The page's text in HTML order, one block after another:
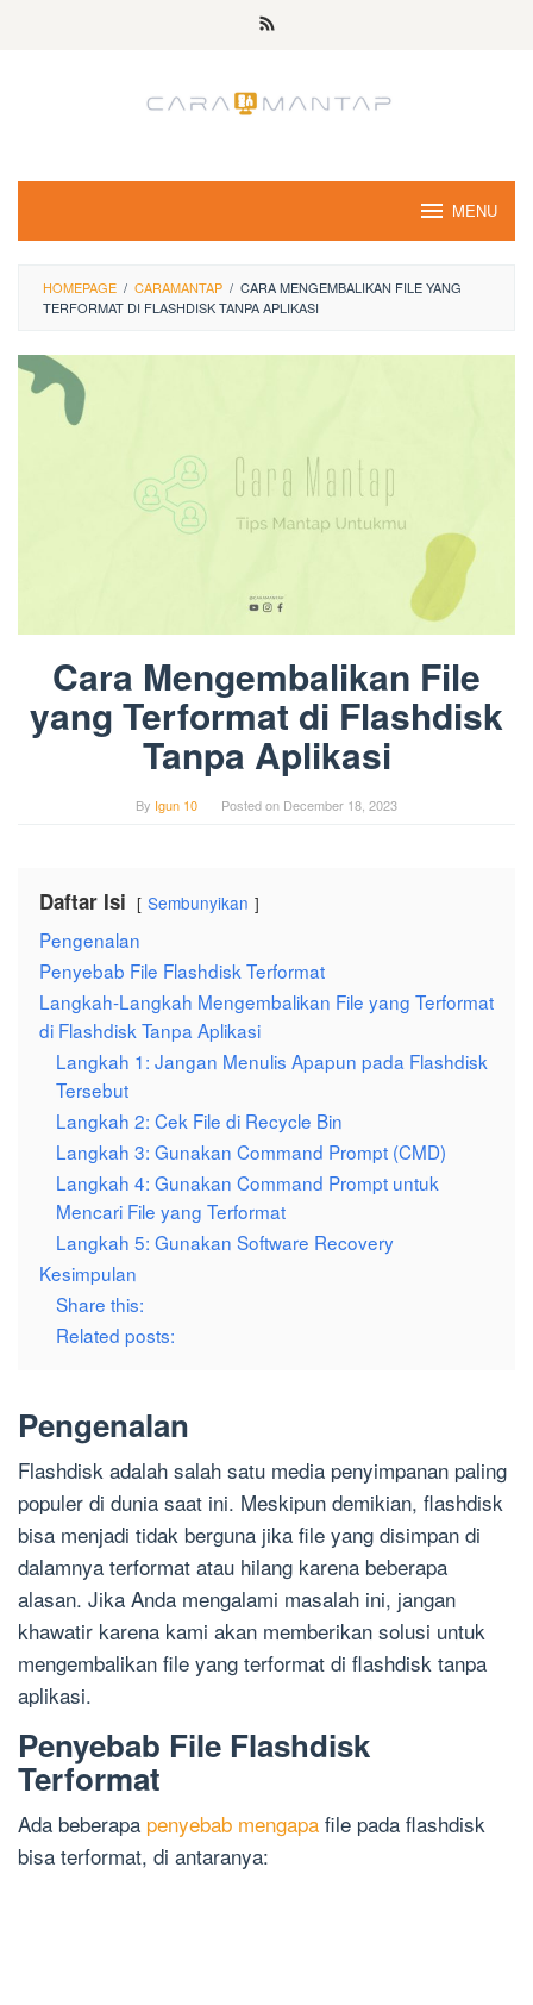
MENU
HOMEPAGE / CARAMANTAP / CARA MENGEMBALIKAN FILE YANG
TERFORMAT DI FLASHDISK TANPA APLIKASI
Cara Mengembalikan File
yang Terformat di Flashdisk
Tanpa Aplikasi
By Igun 10 Posted on December 18, 2023
Daftar Isi Sembunyikan
Pengenalan
Penyebab File Flashdisk Terformat
Langkah-Langkah Mengembalikan File yang Terformat
di Flashdisk Tanpa Aplikasi
Langkah 1: Jangan Menulis Apapun pada Flashdisk
Tersebut
Langkah 2: Cek File di Recycle Bin
Langkah 3: Gunakan Command Prompt (CMD)
Langkah 4: Gunakan Command Prompt untuk
Mencari File yang Terformat
Langkah 5: Gunakan Software Recovery
Kesimpulan
Share this:
Related posts:
Pengenalan
Flashdisk adalah salah satu media penyimpanan paling
populer di dunia saat ini. Meskipun demikian, flashdisk
bisa menjadi tidak berguna jika file yang disimpan di
dalamnya terformat atau hilang karena beberapa
alasan. Jika Anda mengalami masalah ini, jangan
khawatir karena kami akan memberikan solusi untuk
mengembalikan file yang terformat di flashdisk tanpa
aplikasi.
Penyebab File Flashdisk
Terformat
Ada beberapa penyebab mengapa file pada flashdisk
bisa terformat, di antaranya: